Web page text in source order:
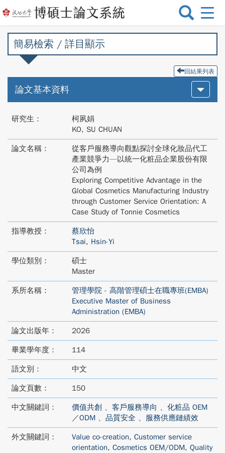
選
切
簡易檢索 / 詳目顯示
回結果列表
論文基本資料
研究生：
柯夙娟
KO, SU CHUAN
論文名稱：
從客戶服務導向觀點探討全球化妝品代工
產業競爭力—以統一化粧品企業股份有限
公司為例
Exploring Competitive Advantage in the
Global Cosmetics Manufacturing Industry
through Customer Service Orientation: A
Case Study of Tonnie Cosmetics
指導教授：
蔡欣怡
Tsai, Hsin-Yi
學位類別：
碩士
Master
系所名稱：
管理學院 - 高階管理碩士在職專班(EMBA)
Executive Master of Business
Administration (EMBA)
論文出版年： 2026
畢業學年度： 114
語文別： 中文
論文頁數： 150
中文關鍵詞： 價值共創 、 客戶服務導向 、 化粧品 OEM
／ODM 、 品質安全 、 服務供應鏈績效
外文關鍵詞： Value co-creation, Customer service
orientation, Cosmetics OEM/ODM, Quality